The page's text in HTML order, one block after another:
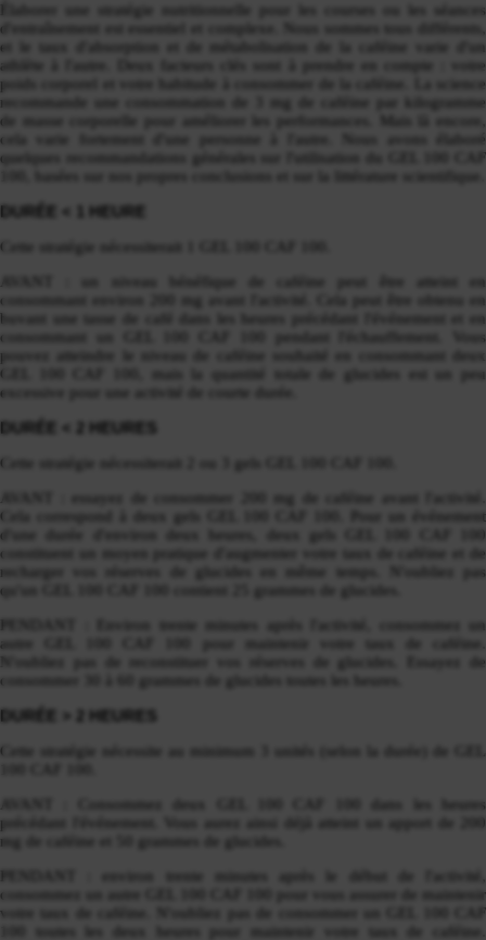
Élaborer une stratégie nutritionnelle pour les courses ou les séances
d'entraînement est essentiel et complexe. Nous sommes tous différents,
et le taux d'absorption et de métabolisation de la caféine varie d'un
athlète à l'autre. Deux facteurs clés sont à prendre en compte : votre
poids corporel et votre habitude à consommer de la caféine. La science
recommande une consommation de 3 mg de caféine par kilogramme
de masse corporelle pour améliorer les performances. Mais là encore,
cela varie fortement d'une personne à l'autre. Nous avons élaboré
quelques recommandations générales sur l'utilisation du GEL 100 CAF
Cette stratégie nécessiterait 1 GEL 100 CAF 100.
AVANT : un niveau bénéfique de caféine peut être atteint en
consommant environ 200 mg avant l'activité. Cela peut être obtenu en
buvant une tasse de café dans les heures précédant l'événement et en
consommant un GEL 100 CAF 100 pendant l'échauffement. Vous
pouvez atteindre le niveau de caféine souhaité en consommant deux
GEL 100 CAF 100, mais la quantité totale de glucides est un peu
excessive pour une activité de courte durée.
Cette stratégie nécessiterait 2 ou 3 gels GEL 100 CAF 100.
AVANT : essayez de consommer 200 mg de caféine avant l'activité.
Cela correspond à deux gels GEL 100 CAF 100. Pour un événement
d'une durée d'environ deux heures, deux gels GEL 100 CAF 100
constituent un moyen pratique d'augmenter votre taux de caféine et de
recharger vos réserves de glucides en même temps. N'oubliez pas
qu'un GEL 100 CAF 100 contient 25 grammes de glucides.
PENDANT : Environ trente minutes après l'activité, consommez un
autre GEL 100 CAF 100 pour maintenir votre taux de caféine.
N'oubliez pas de reconstituer vos réserves de glucides. Essayez de
consommer 30 à 60 grammes de glucides toutes les heures.
DURÉE > 2 HEURES
Cette stratégie nécessite au minimum 3 unités (selon la durée) de GEL
AVANT : Consommez deux GEL 100 CAF 100 dans les heures
précédant l'événement. Vous aurez ainsi déjà atteint un apport de 200
mg de caféine et 50 grammes de glucides.
consommez un autre GEL 100 CAF 100 pour vous assurer de maintenir
votre taux de caféine. N'oubliez pas de consommer un GEL 100 CAF